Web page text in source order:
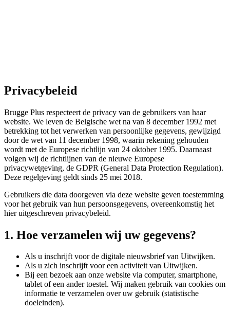
Privacybeleid
Brugge Plus respecteert de privacy van de gebruikers van haar
website. We leven de Belgische wet na van 8 december 1992 met
betrekking tot het verwerken van persoonlijke gegevens, gewijzigd
door de wet van 11 december 1998, waarin rekening gehouden
wordt met de Europese richtlijn van 24 oktober 1995. Daarnaast
volgen wij de richtlijnen van de nieuwe Europese
privacywetgeving, de GDPR (General Data Protection Regulation).
Deze regelgeving geldt sinds 25 mei 2018.
Gebruikers die data doorgeven via deze website geven toestemming
voor het gebruik van hun persoonsgegevens, overeenkomstig het
hier uitgeschreven privacybeleid.
1. Hoe verzamelen wij uw gegevens?
Als u inschrijft voor de digitale nieuwsbrief van Uitwijken.
Als u zich inschrijft voor een activiteit van Uitwijken.
Bij een bezoek aan onze website via computer, smartphone,
tablet of een ander toestel. Wij maken gebruik van cookies om
informatie te verzamelen over uw gebruik (statistische
doeleinden).